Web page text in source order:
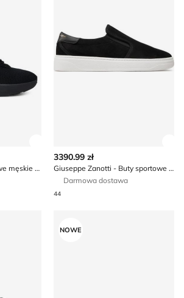
Karl Kani - Buty sportowe męskie na jesień
3390.99 zł
Giuseppe Zanotti - Buty sportowe męskie
Darmowa dostawa
44
NOWE